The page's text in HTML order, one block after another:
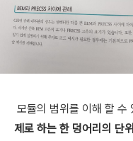
모듈의 범위를 이해 할 수
제로 하는 한 덩어리의 단